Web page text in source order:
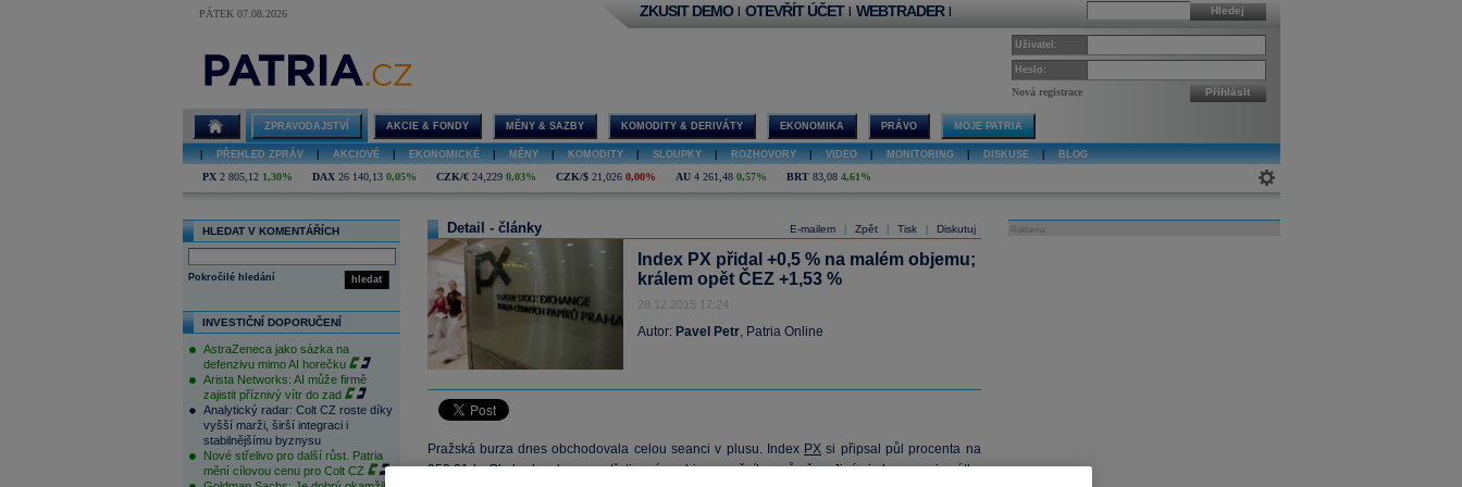
PÁTEK 07.08.2026 Hledej
ZKUSIT DEMO | OTEVŘÍT ÚČET | WEBTRADER |
Uživatel:
Heslo:
Nová registrace Přihlásit
ZPRAVODAJSTVÍ AKCIE & FONDY MĚNY & SAZBY KOMODITY & DERIVÁTY EKONOMIKA PRÁVO MOJE PATRIA
PŘEHLED ZPRÁV AKCIOVÉ EKONOMICKÉ MĚNY KOMODITY SLOUPKY ROZHOVORY VIDEO MONITORING DISKUSE BLOG
PX 2 805,12 1,30% DAX 26 140,13 0,05% CZK/€ 24,229 0,03% CZK/$ 21,026 0,00% AU 4 261,48 0,57% BRT 83,08 4,61%
HLEDAT V KOMENTÁŘÍCH
hledat
Pokročilé hledání
INVESTIČNÍ DOPORUČENÍ
AstraZeneca jako sázka na
defenzivu mimo AI horečku
Arista Networks: AI může firmě
zajistit příznivý vítr do zad
Analytický radar: Colt CZ roste díky
vyšší marži, širší integraci i
stabilnějšímu byznysu
Nové střelivo pro další růst. Patria
mění cílovou cenu pro Colt CZ
E-mailem Zpět Tisk Diskutuj
Detail - články
Index PX přidal +0,5 % na malém objemu;
králem opět ČEZ +1,53 %
28.12.2015 17:24
Autor: Pavel Petr, Patria Online
Pražská burza dnes obchodovala celou seanci v plusu. Index PX si připsal půl procenta na
950,21 b. Obchodovalo se na třetinovém objemu ročního průměru. Jinými slovy mezi svátky
Reklama